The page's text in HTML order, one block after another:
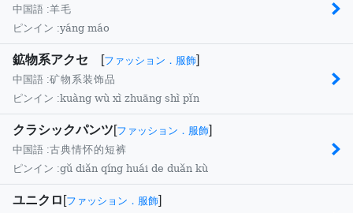
中国語 :羊毛
ピンイン :yáng máo
鉱物系アクセ [ファッション．服飾]
中国語 :矿物系装饰品
ピンイン :kuàng wù xì zhuāng shì pǐn
クラシックパンツ[ファッション．服飾]
中国語 :古典情怀的短裤
ピンイン :gǔ diǎn qíng huái de duǎn kù
ユニクロ [ファッション．服飾]